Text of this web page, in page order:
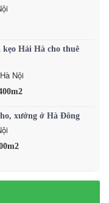
Hải Hà cho thuê
Nội
xưởng ở Hà Đông